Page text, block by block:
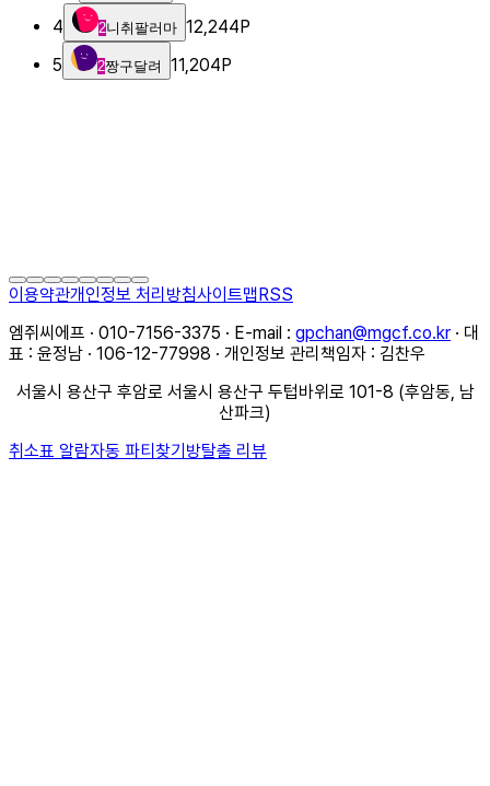
4
2니취팔러마 12,244P
5
2짱구달려 11,204P
이용약관개인정보 처리방침사이트맵RSS
엠쥐씨에프 · 010-7156-3375 · E-mail : gpchan@mgcf.co.kr · 대
표 : 윤정남 · 106-12-77998 · 개인정보 관리책임자 : 김찬우
서울시 용산구 후암로 서울시 용산구 두텁바위로 101-8 (후암동, 남
산파크)
취소표 알람자동 파티찾기방탈출 리뷰